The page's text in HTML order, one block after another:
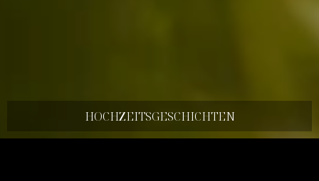
HOCHZEITS­GESCHICHTEN